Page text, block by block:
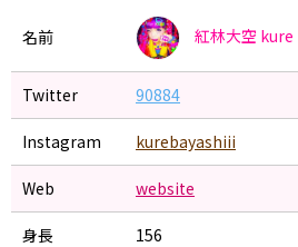
名前 紅林大空 kure
Twitter 90884
Instagram kurebayashiii
Web website
身長 156